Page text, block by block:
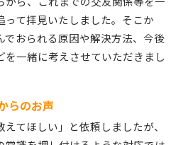
って拝見いたしました。そこか
でおられる原因や解決方法、今後
を一緒に考えさせていただきまし
らのお声
えてほしい」と依頼しましたが、